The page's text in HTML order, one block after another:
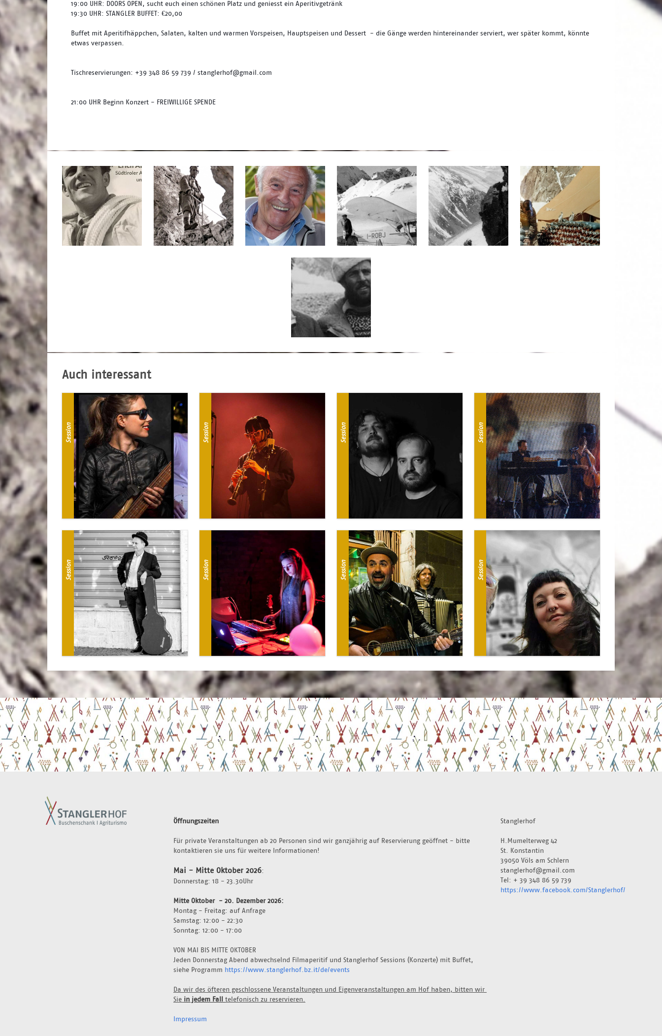
19:00 UHR: DOORS OPEN, sucht euch einen schönen Platz und geniesst ein Aperitivgetränk
19:30 UHR: STANGLER BUFFET: €20,00
Buffet mit Aperitifhäppchen, Salaten, kalten und warmen Vorspeisen, Hauptspeisen und Dessert  - die Gänge werden hintereinander serviert, wer später kommt, könnte
etwas verpassen.
Tischreservierungen: +39 348 86 59 739 / stanglerhof@gmail.com
21:00 UHR Beginn Konzert - FREIWILLIGE SPENDE
Auch interessant
Session Session Session Session
Session Session Session Session
Öffnungszeiten
Für private Veranstaltungen ab 20 Personen sind wir ganzjährig auf Reservierung geöffnet - bitte
kontaktieren sie uns für weitere Informationen!
Mai - Mitte Oktober 2026:
Donnerstag: 18 - 23.30Uhr
Mitte Oktober  - 20. Dezember 2026:
Montag - Freitag: auf Anfrage
Samstag: 12:00 - 22:30
Sonntag: 12:00 - 17:00
VON MAI BIS MITTE OKTOBER
Jeden Donnerstag Abend abwechselnd Filmaperitif und Stanglerhof Sessions (Konzerte) mit Buffet,
siehe Programm https://www.stanglerhof.bz.it/de/events
Da wir des öfteren geschlossene Veranstaltungen und Eigenveranstaltungen am Hof haben, bitten wir
Sie in jedem Fall telefonisch zu reservieren.
Impressum
Stanglerhof
H.Mumelterweg 42
St. Konstantin
39050 Völs am Schlern
stanglerhof@gmail.com
Tel: + 39 348 86 59 739
https://www.facebook.com/Stanglerhof/